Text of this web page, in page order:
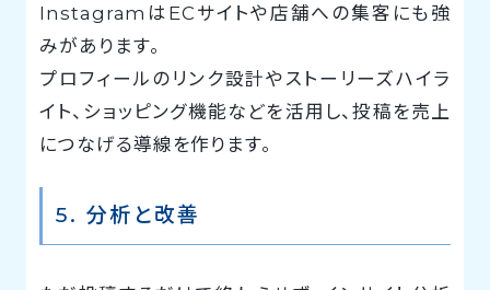
InstagramはECサイトや店舗への集客にも強
みがあります。
プロフィールのリンク設計やストーリーズハイラ
イト、ショッピング機能などを活用し、投稿を売上
につなげる導線を作ります。
5. 分析と改善